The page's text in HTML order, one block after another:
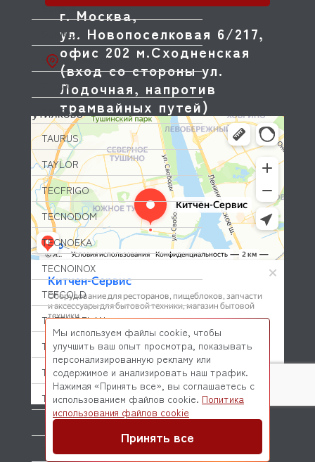
SUNMIX
SUNNEX
SVEBA DAHLEN
T-LUX
TATRA
TAURUS
TAYLOR
TECFRIGO
TECNODOM
TECNOEKA
TECNOINOX
TEFCOLD
THERMOPLAN
TOLON
TRIBECA
TRUE
TSM
TURBOAIR
г. Москва,
ул. Новопоселковая 6/217,
офис 202 м.Сходненская
(вход со стороны ул.
Лодочная, напротив
трамвайных путей)
© 2026 Kitchen-Service.com Интернет-магазин запчастей
и оборудования профессиональной кухни
Мы используем файлы cookie, чтобы
улучшить ваш опыт просмотра, показывать
персонализированную рекламу или
содержимое и анализировать наш трафик.
Нажимая «Принять все», вы соглашаетесь с
использованием файлов cookie. Политика
использования файлов cookie
Принять все